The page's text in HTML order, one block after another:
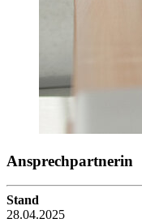
Ansprechpartnerin
Stand
28.04.2025